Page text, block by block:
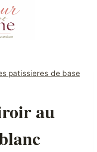
patissieres de base
au